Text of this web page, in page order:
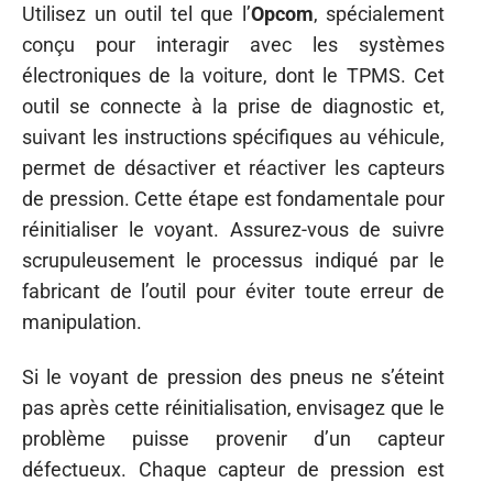
Utilisez un outil tel que l’Opcom, spécialement
conçu pour interagir avec les systèmes
électroniques de la voiture, dont le TPMS. Cet
outil se connecte à la prise de diagnostic et,
suivant les instructions spécifiques au véhicule,
permet de désactiver et réactiver les capteurs
de pression. Cette étape est fondamentale pour
réinitialiser le voyant. Assurez-vous de suivre
scrupuleusement le processus indiqué par le
fabricant de l’outil pour éviter toute erreur de
manipulation.
Si le voyant de pression des pneus ne s’éteint
pas après cette réinitialisation, envisagez que le
problème puisse provenir d’un capteur
défectueux. Chaque capteur de pression est